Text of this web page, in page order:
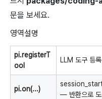
문을 보세요.
영역설명
pi.registerT
ool
LLM 도구 등
pi.on(...)
— 반환으로